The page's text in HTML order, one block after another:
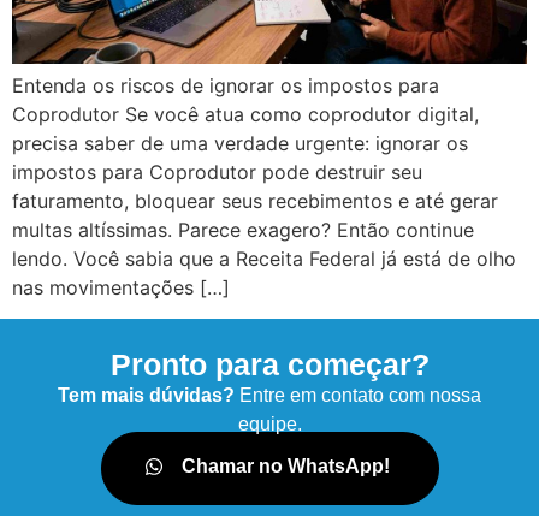
Entenda os riscos de ignorar os impostos para
Coprodutor Se você atua como coprodutor digital,
precisa saber de uma verdade urgente: ignorar os
impostos para Coprodutor pode destruir seu
faturamento, bloquear seus recebimentos e até gerar
multas altíssimas. Parece exagero? Então continue
lendo. Você sabia que a Receita Federal já está de olho
nas movimentações […]
Pronto para começar?
Tem mais dúvidas? Entre em contato com nossa
equipe.
Chamar no WhatsApp!